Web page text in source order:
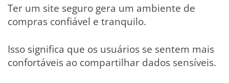
Ter um site seguro gera um ambiente de
compras confiável e tranquilo.
Isso significa que os usuários se sentem mais
confortáveis ao compartilhar dados sensíveis.